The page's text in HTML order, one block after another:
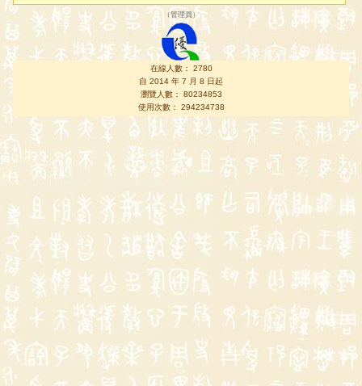
（管理員 ）
在線人數： 2780
自 2014 年 7 月 8 日起
瀏覽人數： 80234853
使用次數： 294234738